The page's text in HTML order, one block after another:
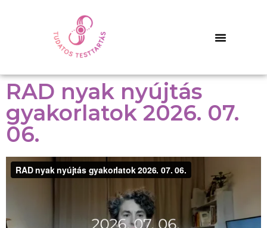
RAD nyak nyújtás
gyakorlatok 2026. 07.
06.